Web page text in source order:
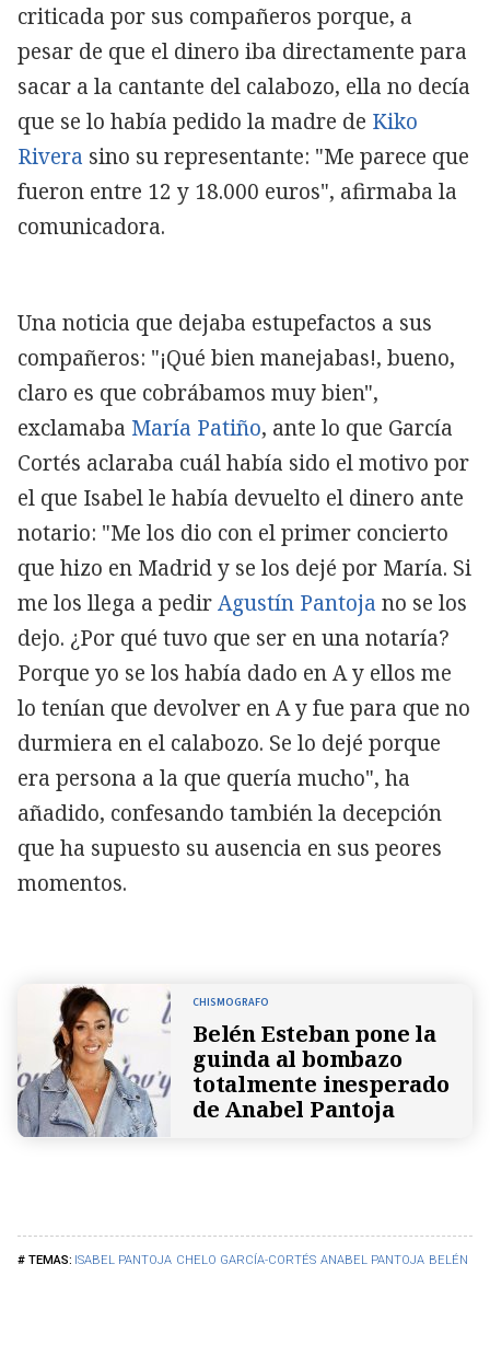
ISABEL PANTOJA CHELO GARCÍA-CORTÉS ANABEL PANTOJA BELÉN
criticada por sus compañeros porque, a
pesar de que el dinero iba directamente para
sacar a la cantante del calabozo, ella no decía
que se lo había pedido la madre de Kiko
Rivera sino su representante: "Me parece que
fueron entre 12 y 18.000 euros", afirmaba la
comunicadora.
Una noticia que dejaba estupefactos a sus
compañeros: "¡Qué bien manejabas!, bueno,
claro es que cobrábamos muy bien",
exclamaba María Patiño, ante lo que García
Cortés aclaraba cuál había sido el motivo por
el que Isabel le había devuelto el dinero ante
notario: "Me los dio con el primer concierto
que hizo en Madrid y se los dejé por María. Si
me los llega a pedirAgustín Pantoja no se los
dejo. ¿Por qué tuvo que ser en una notaría?
Porque yo se los había dado en A y ellos me
lo tenían que devolver en A y fue para que no
durmiera en el calabozo. Se lo dejé porque
era persona a la que quería mucho", ha
añadido, confesando también la decepción
que ha supuesto su ausencia en sus peores
momentos.
CHISMOGRAFO
Belén Esteban pone la
guinda al bombazo
totalmente inesperado
de Anabel Pantoja